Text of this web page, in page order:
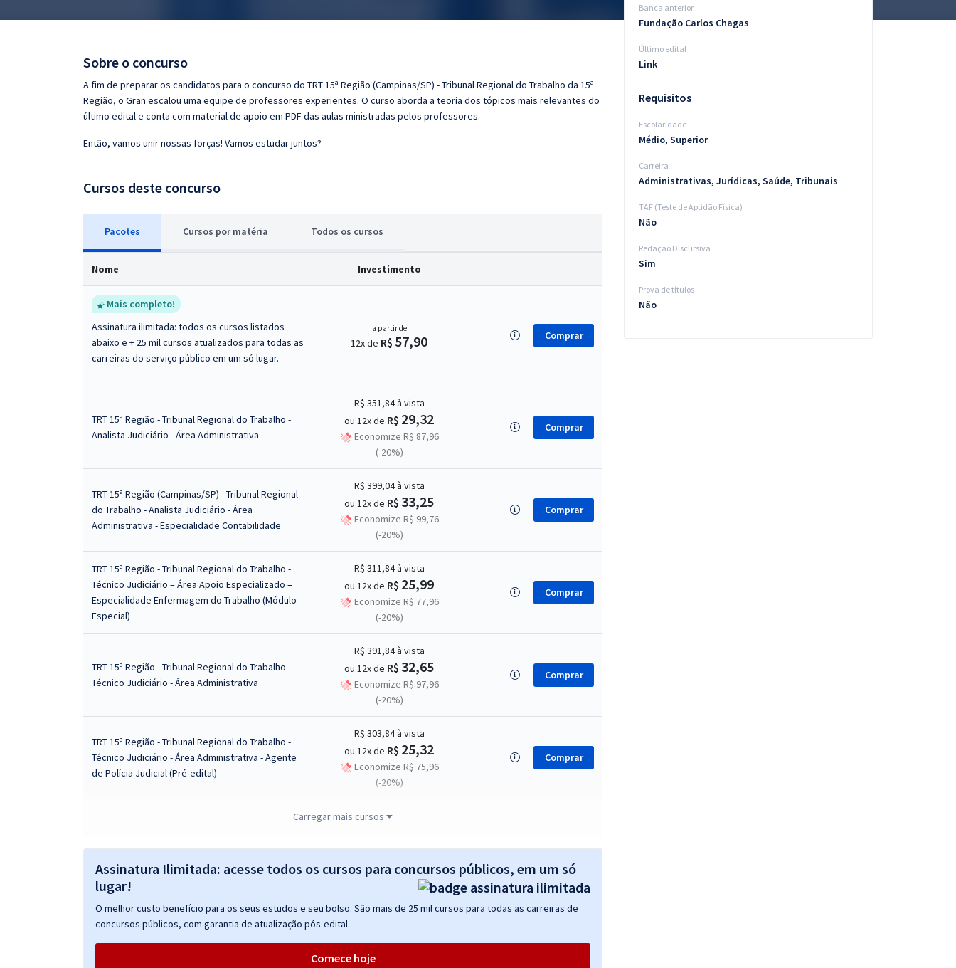
Questões grátis
Sobre o concurso
A fim de preparar os candidatos para o concurso do TRT 15ª Região (Campinas/SP) - Tribunal Regional do Trabalho da 15ª
Região, o Gran escalou uma equipe de professores experientes. O curso aborda a teoria dos tópicos mais relevantes do
último edital e conta com material de apoio em PDF das aulas ministradas pelos professores.
Então, vamos unir nossas forças! Vamos estudar juntos?
Cursos deste concurso
Pacotes Cursos por matéria Todos os cursos
Nome Investimento
Mais completo!
Assinatura ilimitada: todos os cursos listados
abaixo e + 25 mil cursos atualizados para todas as
carreiras do serviço público em um só lugar.
a partir de
12x de R$ 57,90 Comprar
TRT 15ª Região - Tribunal Regional do Trabalho -
Analista Judiciário - Área Administrativa
R$ 351,84à vista
ou 12x de R$ 29,32
Economize R$ 87,96
(-20%)
Comprar
TRT 15ª Região (Campinas/SP) - Tribunal Regional
do Trabalho - Analista Judiciário - Área
Administrativa - Especialidade Contabilidade
R$ 399,04à vista
ou 12x de R$ 33,25
Economize R$ 99,76
(-20%)
Comprar
TRT 15ª Região - Tribunal Regional do Trabalho -
Técnico Judiciário – Área Apoio Especializado –
Especialidade Enfermagem do Trabalho (Módulo
Especial)
R$ 311,84à vista
ou 12x de R$ 25,99
Economize R$ 77,96
(-20%)
Comprar
TRT 15ª Região - Tribunal Regional do Trabalho -
Técnico Judiciário - Área Administrativa
R$ 391,84à vista
ou 12x de R$ 32,65
Economize R$ 97,96
(-20%)
Comprar
TRT 15ª Região - Tribunal Regional do Trabalho -
Técnico Judiciário - Área Administrativa - Agente
de Polícia Judicial (Pré-edital)
R$ 303,84à vista
ou 12x de R$ 25,32
Economize R$ 75,96
(-20%)
Comprar
TRT 15ª Região (Campinas/SP) - Tribunal Regional
Cargo de Analista Judiciário - Área Administrativa -
Especialidade Contabilidade
R$ 343,12
Economize R$ 85,78
(-20%)
TRT 15ª Região - Tribunal Regional do Trabalho -
Conhecimentos Gerais para Todos os Cargos de
ou 12x de R$22,65
(-20%)
Carregar mais cursos
Assinatura Ilimitada: acesse todos os cursos para concursos públicos, em um só
lugar!
O melhor custo benefício para os seus estudos e seu bolso. São mais de 25 mil cursos para todas as carreiras de
concursos públicos, com garantia de atualização pós-edital.
Comece hoje
Banca anterior
Fundação Carlos Chagas
Último edital
Link
Requisitos
Escolaridade
Médio, Superior
Carreira
Administrativas, Jurídicas, Saúde, Tribunais
TAF (Teste de Aptidão Física)
Não
Redação Discursiva
Sim
Prova de títulos
Não